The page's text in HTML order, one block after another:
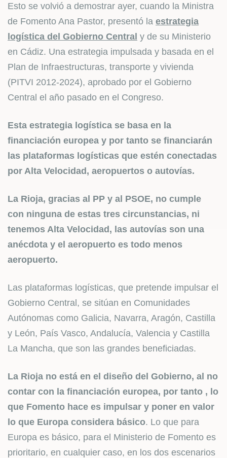
Esto se volvió a demostrar ayer, cuando la Ministra
de Fomento Ana Pastor, presentó la estrategia
logística del Gobierno Central y de su Ministerio
en Cádiz. Una estrategia impulsada y basada en el
Plan de Infraestructuras, transporte y vivienda
(PITVI 2012-2024), aprobado por el Gobierno
Central el año pasado en el Congreso.
Esta estrategia logística se basa en la
financiación europea y por tanto se financiarán
las plataformas logísticas que estén conectadas
por Alta Velocidad, aeropuertos o autovías.
La Rioja, gracias al PP y al PSOE, no cumple
con ninguna de estas tres circunstancias, ni
tenemos Alta Velocidad, las autovías son una
anécdota y el aeropuerto es todo menos
aeropuerto.
Las plataformas logísticas, que pretende impulsar el
Gobierno Central, se sitúan en Comunidades
Autónomas como Galicia, Navarra, Aragón, Castilla
y León, País Vasco, Andalucía, Valencia y Castilla
La Mancha, que son las grandes beneficiadas.
La Rioja no está en el diseño del Gobierno, al no
contar con la financiación europea, por tanto , lo
que Fomento hace es impulsar y poner en valor
lo que Europa considera básico. Lo que para
Europa es básico, para el Ministerio de Fomento es
prioritario, en cualquier caso, en los dos escenarios